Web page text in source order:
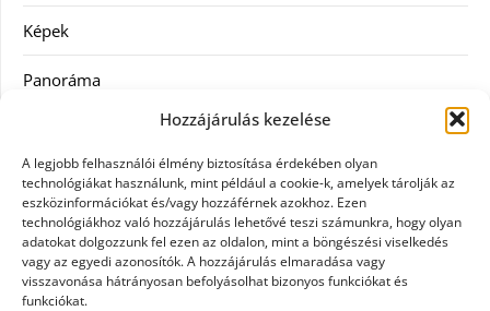
Hozzájárulás kezelése
A legjobb felhasználói élmény biztosítása érdekében olyan
technológiákat használunk, mint például a cookie-k, amelyek tárolják az
eszközinformációkat és/vagy hozzáférnek azokhoz. Ezen
technológiákhoz való hozzájárulás lehetővé teszi számunkra, hogy olyan
adatokat dolgozzunk fel ezen az oldalon, mint a böngészési viselkedés
vagy az egyedi azonosítók. A hozzájárulás elmaradása vagy
visszavonása hátrányosan befolyásolhat bizonyos funkciókat és
funkciókat.
Képek
Panoráma
Szolgáltatás
Vásárlás
Webáruházak